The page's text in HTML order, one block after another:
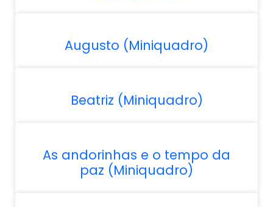
Augusto (Miniquadro)
Beatriz (Miniquadro)
As andorinhas e o tempo da
paz (Miniquadro)